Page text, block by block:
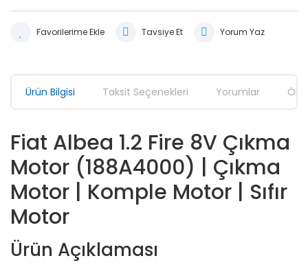
Tavsiye Et Yorum Yaz
Ürün Bilgisi Taksit Seçenekleri Yorumlar
Fiat Albea 1.2 Fire 8V Çıkma
Motor (188A4000) | Çıkma
Motor | Komple Motor | Sıfır
Motor
Ürün Açıklaması